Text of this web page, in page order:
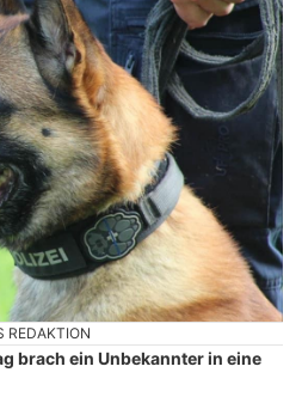
REDAKTION
brach ein Unbekannter in eine